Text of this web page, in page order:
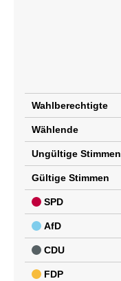
Wahlberechtigte
Wählende
Ungültige Stimmen
Gültige Stimmen
SPD
AfD
CDU
FDP